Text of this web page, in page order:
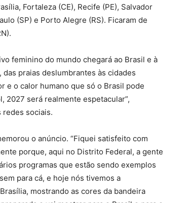
Fortaleza (CE), Recife (PE), Salvador
(SP) e Porto Alegre (RS). Ficaram de
feminino do mundo chegará ao Brasil e à
praias deslumbrantes às cidades
e o calor humano que só o Brasil pode
2027 será realmente espetacular”,
redes sociais.
o anúncio. “Fiquei satisfeito com
porque, aqui no Distrito Federal, a gente
programas que estão sendo exemplos
para cá, e hoje nós tivemos a
mostrando as cores da bandeira